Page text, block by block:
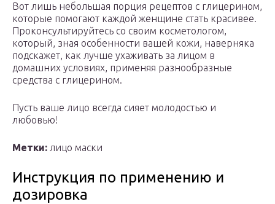
Вот лишь небольшая порция рецептов с глицерином,
которые помогают каждой женщине стать красивее.
Проконсультируйтесь со своим косметологом,
который, зная особенности вашей кожи, наверняка
подскажет, как лучше ухаживать за лицом в
домашних условиях, применяя разнообразные
средства с глицерином.
Пусть ваше лицо всегда сияет молодостью и
любовью!
Метки: лицо маски
Инструкция по применению и
дозировка